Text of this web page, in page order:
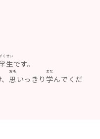
生
くせい
です。
思
おも
いっきり 学
まな
んでくだ